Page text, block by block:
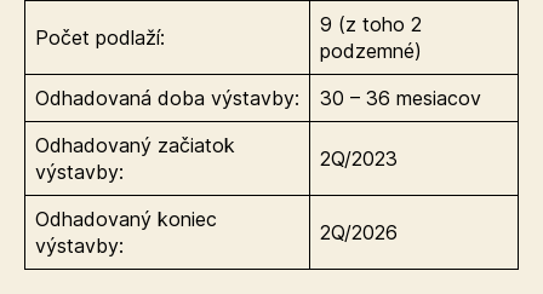
Počet podlaží:
9 (z toho 2
podzemné)
Odhadovaná doba výstavby:
30 – 36 mesiacov
Odhadovaný začiatok
výstavby:
2Q/2023
Odhadovaný koniec
výstavby:
2Q/2026